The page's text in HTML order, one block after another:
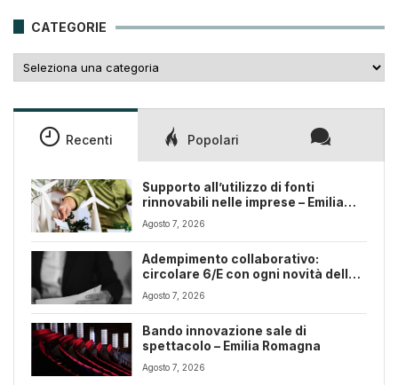
CATEGORIE
Recenti Popolari
Supporto all’utilizzo di fonti
rinnovabili nelle imprese – Emilia
Romagna
Agosto 7, 2026
Adempimento collaborativo:
circolare 6/E con ogni novità della
riforma fiscale
Agosto 7, 2026
Bando innovazione sale di
spettacolo – Emilia Romagna
Agosto 7, 2026